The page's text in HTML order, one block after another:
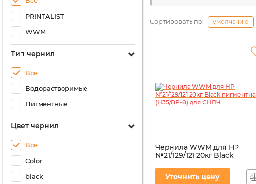
PRINTALIST
WWM
Тип чернил
Все
Водорастворимые
Пигментные
Цвет чернил
Все
Color
black
Сортировать по: умолчанию
Чернила WWM для HP
№21/129/121 20кг Black
пигментная (H35/BP-8) для
СНПЧ
Артикул:H35/BP-8
Уточнить цену